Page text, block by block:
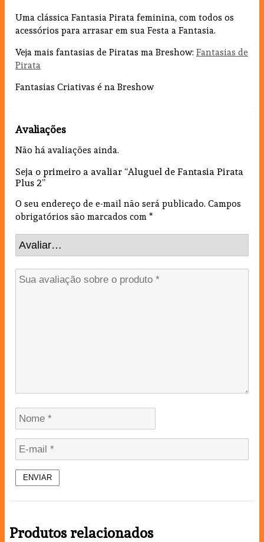
Uma clássica Fantasia Pirata feminina, com todos os
acessórios para arrasar em sua Festa a Fantasia.
Veja mais fantasias de Piratas ma Breshow: Fantasias de
Pirata
Fantasias Criativas é na Breshow
Avaliações
Não há avaliações ainda.
Seja o primeiro a avaliar “Aluguel de Fantasia Pirata
Plus 2”
O seu endereço de e-mail não será publicado. Campos
obrigatórios são marcados com *
Produtos relacionados